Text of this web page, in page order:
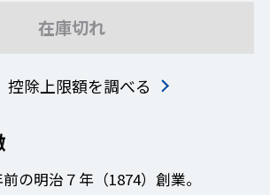
在庫切れ
控除上限額を調べる
の明治７年（1874）創業。